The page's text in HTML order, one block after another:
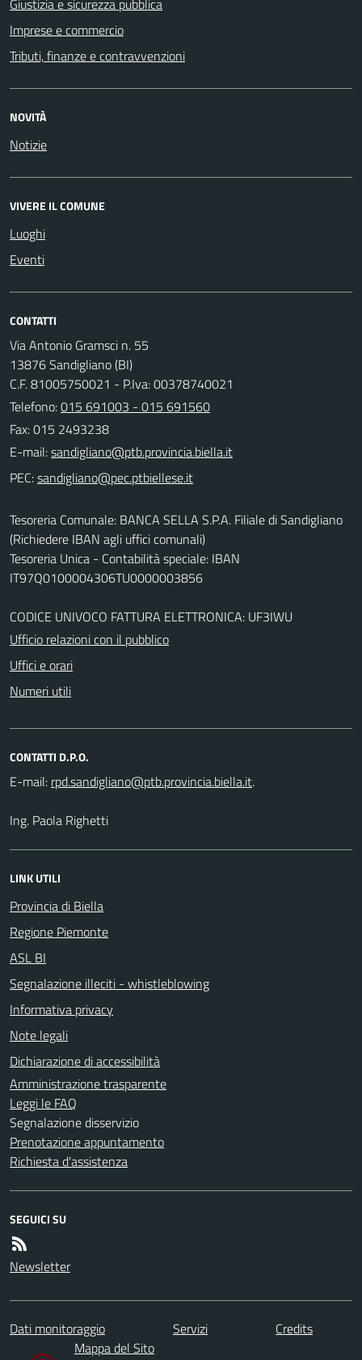
Imprese e commercio
Tributi, finanze e contravvenzioni
NOVITÀ
Notizie
VIVERE IL COMUNE
Luoghi
Eventi
CONTATTI
Via Antonio Gramsci n. 55
13876 Sandigliano (BI)
C.F. 81005750021 - P.Iva: 00378740021
Telefono:015 691003 - 015 691560
Fax: 015 2493238
E-mail:
PEC:
Tesoreria Comunale: BANCA SELLA S.P.A. Filiale di Sandigliano
(Richiedere IBAN agli uffici comunali)
Tesoreria Unica - Contabilità speciale: IBAN
IT97Q0100004306TU0000003856
CODICE UNIVOCO FATTURA ELETTRONICA: UF3IWU
Ufficio relazioni con il pubblico
Uffici e orari
Numeri utili
CONTATTI D.P.O.
E-mail:
.
Ing. Paola Righetti
LINK UTILI
Provincia di Biella
Regione Piemonte
ASL BI
Segnalazione illeciti - whistleblowing
Informativa privacy
Note legali
Dichiarazione di accessibilità
Amministrazione trasparente
Leggi le FAQ
Segnalazione disservizio
Prenotazione appuntamento
Richiesta d'assistenza
SEGUICI SU
Newsletter
Dati monitoraggio Servizi
Credits
Mappa del Sito